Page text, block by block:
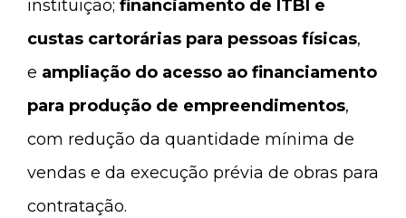
instituição; financiamento de ITBI e
custas cartorárias para pessoas físicas,
e ampliação do acesso ao financiamento
para produção de empreendimentos,
com redução da quantidade mínima de
vendas e da execução prévia de obras para
contratação.